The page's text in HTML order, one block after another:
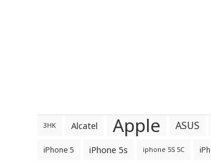
3HK Alcatel Apple ASUS
iPhone 5 iPhone 5s iphone 5S 5C